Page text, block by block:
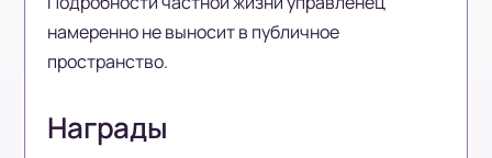
намеренно не выносит в публичное
пространство.
Награды